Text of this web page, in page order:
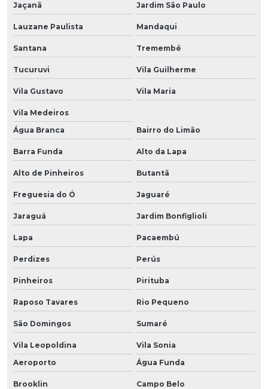
Jaçanã Jardim São Paulo
Lauzane Paulista Mandaqui
Santana Tremembé
Tucuruvi Vila Guilherme
Vila Gustavo Vila Maria
Vila Medeiros
Água Branca
Bairro do Limão
Barra Funda Alto da Lapa
Alto de Pinheiros Butantã
Freguesia do Ó Jaguaré
Jaraguá Jardim Bonfiglioli
Lapa Pacaembú
Perdizes Perús
Pinheiros Pirituba
Raposo Tavares Rio Pequeno
São Domingos Sumaré
Vila Leopoldina
Vila Sonia
Aeroporto
Água Funda
Brooklin Campo Belo